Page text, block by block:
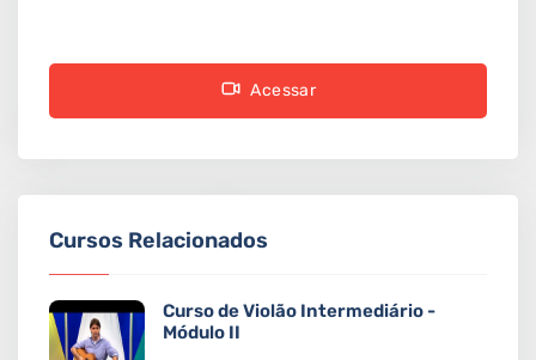
Acessar
Cursos Relacionados
Curso de Violão Intermediário -
Módulo II